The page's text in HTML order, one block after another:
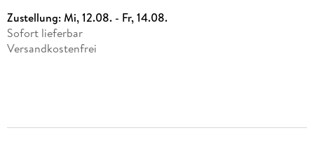
Zustellung:Mi, 12.08. - Fr, 14.08.
Sofort lieferbar
Versandkostenfrei